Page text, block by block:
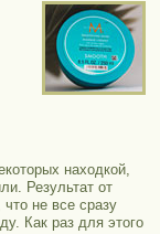
находкой,
Результат от
не все сразу
Как раз для этого